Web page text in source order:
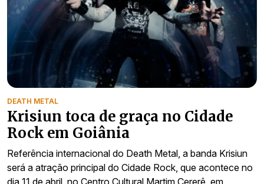
DEATH METAL
Krisiun toca de graça no Cidade
Rock em Goiânia
Referência internacional do Death Metal, a banda Krisiun
será a atração principal do Cidade Rock, que acontece no
dia 11 de abril, no Centro Cultural Martim Cererê, em